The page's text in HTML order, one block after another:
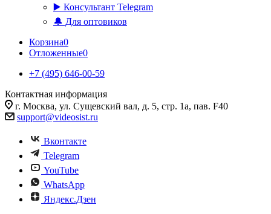
▶️ Консультант Telegram
🔔 Для оптовиков
Корзина0
Отложенные0
+7 (495) 646-00-59
Контактная информация
г. Москва, ул. Сущевский вал, д. 5, стр. 1а, пав. F40
support@videosist.ru
Вконтакте
Telegram
YouTube
WhatsApp
Яндекс.Дзен